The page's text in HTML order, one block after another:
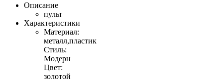
Описание
пульт
Характеристики
Материал:
металл,пластик
Стиль:
Модерн
Цвет:
золотой